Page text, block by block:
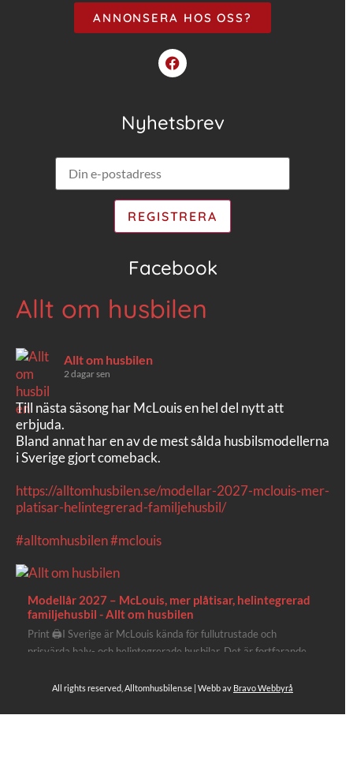
ANNONSERA HOS OSS?
Nyhetsbrev
Facebook
Allt om husbilen
Allt om husbilen
2 dagar sen
Till nästa säsong har McLouis en hel del nytt att
erbjuda.
Bland annat har en av de mest sålda husbilsmodellerna
i Sverige gjort comeback.
https://alltomhusbilen.se/modellar-2027-mclouis-mer-
platisar-helintegrerad-familjehusbil/
#alltomhusbilen#mclouis
Modellår 2027 – McLouis, mer plåtisar, helintegrerad
familjehusbil - Allt om husbilen
Print 🖨I Sverige är McLouis kända för fullutrustade och
prisvärda halv- och helintegrerade husbilar. Det är fortfarande
plåtisutbud lite extra kärlek med hela 3 nya utrustningsnivåer.
All rights reserved, Alltomhusbilen.se | Webb av Bravo Webbyrå